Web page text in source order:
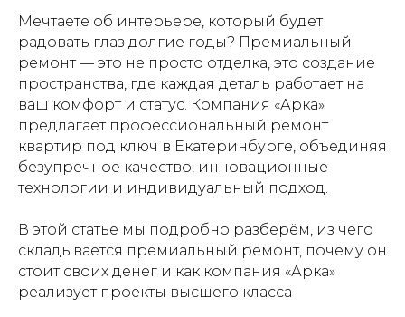
Мечтаете об интерьере, который будет
радовать глаз долгие годы? Премиальный
ремонт — это не просто отделка, это создание
пространства, где каждая деталь работает на
ваш комфорт и статус. Компания «Арка»
предлагает профессиональный ремонт
квартир под ключ в Екатеринбурге, объединяя
безупречное качество, инновационные
технологии и индивидуальный подход.
В этой статье мы подробно разберём, из чего
складывается премиальный ремонт, почему он
стоит своих денег и как компания «Арка»
реализует проекты высшего класса